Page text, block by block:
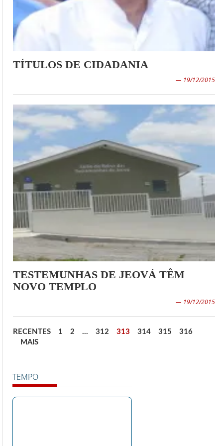
TÍTULOS DE CIDADANIA
— 19/12/2015
TESTEMUNHAS DE JEOVÁ TÊM
NOVO TEMPLO
— 19/12/2015
RECENTES 1 2 … 312 313 314 315
316
MAIS
TEMPO